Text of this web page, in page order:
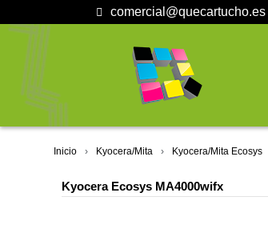
comercial@quecartucho.es
Inicio Kyocera/Mita Kyocera/Mita Ecosys
Kyocera Ecosys MA4000wifx